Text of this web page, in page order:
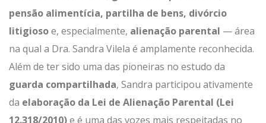
pensão alimentícia, partilha de bens, divórcio
litigiosoe, especialmente, alienação parental — área
na qual a Dra. Sandra Vilela é amplamente reconhecida.
Além de ter sido uma das pioneiras no estudo da
guarda compartilhada, Sandra participou ativamente
da elaboração da Lei de Alienação Parental (Lei
12.318/2010)e é uma das vozes mais respeitadas no